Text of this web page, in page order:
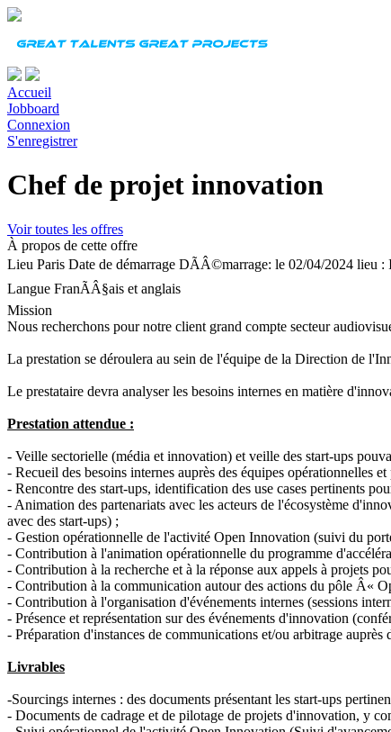
Accueil
Jobboard
Connexion
S'enregistrer
Chef de projet innovation
Voir toutes les offres
À propos de cette offre
Lieu Paris Date de démarrage DÃÂ©marrage: le 02/04/2024 lieu
Langue FranÃÂ§ais et anglais
Mission
Nous recherchons pour notre client grand compte secteur
La prestation se déroulera au sein de l'équipe de la Direction de
Le prestataire devra analyser les besoins internes en matière
Prestation attendue :
- Veille sectorielle (média et innovation) et veille des start-ups
- Recueil des besoins internes auprès des équipes opérationnelles
- Rencontre des start-ups, identification des use cases pertinents
- Animation des partenariats avec les acteurs de l'écosystème
avec des start-ups) ;
- Gestion opérationnelle de l'activité Open Innovation (suivi du
- Contribution à l'animation opérationnelle du programme
- Contribution à la recherche et à la réponse aux appels à projets
- Contribution à la communication autour des actions du pôle Â«
- Contribution à l'organisation d'événements internes (sessions
- Présence et représentation sur des événements d'innovation
- Préparation d'instances de communications et/ou arbitrage
Livrables
-Sourcings internes : des documents présentant les start-ups
- Documents de cadrage et de pilotage de projets d'innovation, y